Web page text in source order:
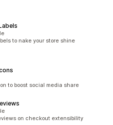
to nake your store shine
to boost social media share
on checkout extensibility